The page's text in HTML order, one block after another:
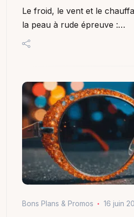
Le froid, le vent et le
la peau à rude épreuve :…
Bons Plans & Promos 16 juin